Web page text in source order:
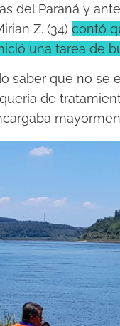
del Paraná y
Z. (34) contó
una tarea de
saber que no
de